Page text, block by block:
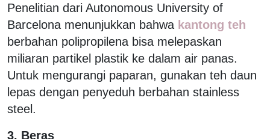
Penelitian dari Autonomous University of
Barcelona menunjukkan bahwa kantong teh
berbahan polipropilena bisa melepaskan
miliaran partikel plastik ke dalam air panas.
Untuk mengurangi paparan, gunakan teh daun
lepas dengan penyeduh berbahan stainless
steel.
3. Beras